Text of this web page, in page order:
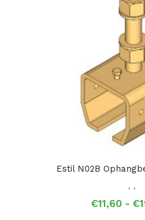
Estil N02B
, ,
€11,60 - €